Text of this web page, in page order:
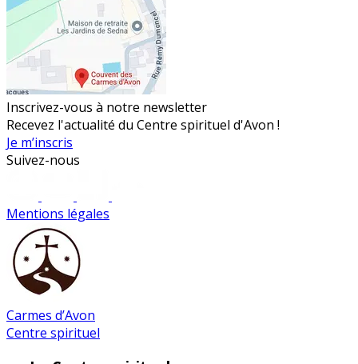
Inscrivez-vous à notre newsletter
Recevez l'actualité du Centre spirituel d'Avon !
Je m’inscris
Suivez-nous
Mentions légales
Carmes d’Avon
Centre spirituel